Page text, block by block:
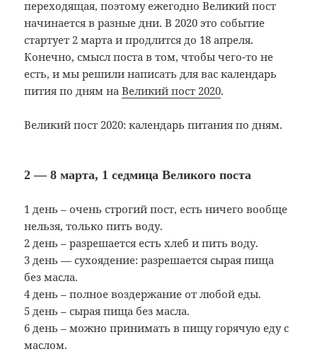
переходящая, поэтому ежегодно Великий пост
начинается в разные дни. В 2020 это событие
стартует 2 марта и продлится до 18 апреля.
Конечно, смысл поста в том, чтобы чего-то не
есть, и мы решили написать для вас календарь
пития по дням наВеликий пост 2020.
Великий пост 2020: календарь питания по дням.
2 — 8 марта, 1 седмица Великого поста
1 день – очень строгий пост, есть ничего вообще
нельзя, только пить воду.
2 день – разрешается есть хлеб и пить воду.
3 день — сухоядение: разрешается сырая пища
без масла.
4 день – полное воздержание от любой еды.
5 день – сырая пища без масла.
6 день – можно принимать в пищу горячую еду с
маслом.